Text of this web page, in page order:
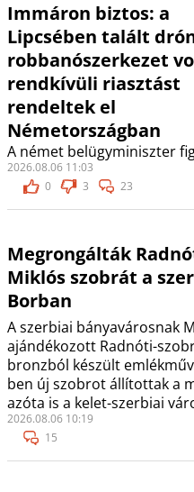
Immáron biztos: a
Lipcsében talált
robbanószerkezet
rendkívüli riasztást
rendeltek el
Németországban
A német belügyminiszter
2026.08.06 11:03
0
3 23
Megrongálták
Miklós szobrát a
Borban
A szerbiai bányavárosnak
ajándékozott Radnóti-
bronzból készült
ben új szobrot állítottak a
azóta is a kelet-szerbiai
2026.08.06 10:19
15